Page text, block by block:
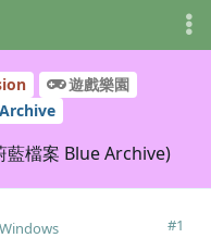
遊戲樂園
藍檔案 Blue Archive)
#1
Windows